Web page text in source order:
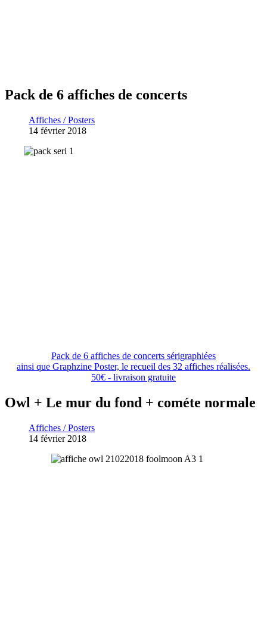
Pack de 6 affiches de concerts
Affiches / Posters
14 février 2018
Pack de 6 affiches de concerts sérigraphiées
ainsi que Graphzine Poster, le recueil des 32 affiches réalisées.
50€ - livraison gratuite
Owl + Le mur du fond + cométe normale
Affiches / Posters
14 février 2018